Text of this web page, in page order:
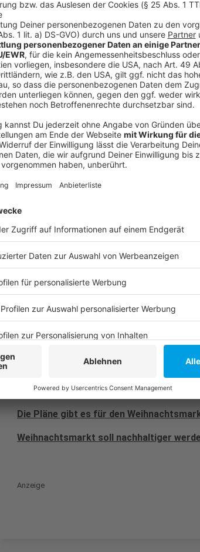
West-Ost-Umleitung:Die Umleitung
Über die Jägerhofallee im Hofgarten wird
umgeleitet. Am Knotenpunkt
bereits vorhandene Rampe auf die Straße
der rechte Fahrstreifen mittels Baken und
Goltsteinstraße in einen Radfahrstreifen
Verkehrsmaßnahmen Königsallee:
Von Norden nach Süden
: Die Radfahrer
Kfz-Spur der Königsallee geleitet. Diese
Steinstraße und können dort abfahren.
Von Süden nach Norden:Hier fahren die
Königsallee. Vor dem Corneliusplatz (Kö
Theodor-Körner-Straße ab
Hier informiert D.Live
Die Pläne gibt es für den
Weihnachtsmarkt soll nachhaltiger
Anzeige